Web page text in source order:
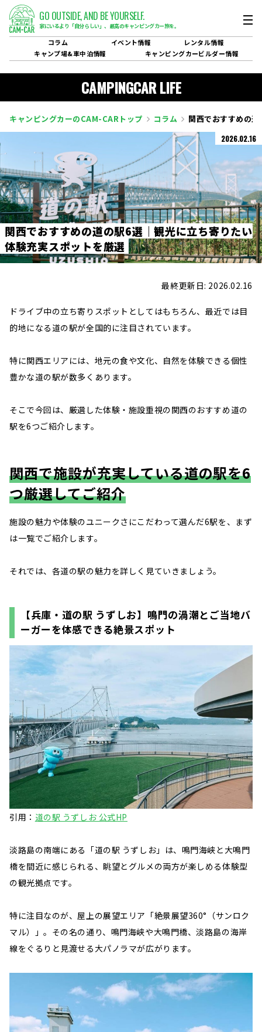
GO OUTSIDE,AND BE YOURSELF.
家にいるより「自分らしい」、 最高のキャンピングカー旅を。
コラム イベント情報 レンタル情報
キャンプ場&車中泊情報 キャンピングカービルダー情報
CAMPINGCAR LIFE
キャンピングカーのCAM-CARトップ コラム 関西でおすすめの
2026.02.16
関西でおすすめの道の駅6選 ｜観光に立ち寄りたい
体験充実スポッ トを厳選
最終更新日: 2026.02.16
ドライブ中の立ち寄りスポットとしてはもちろん、最近では目
的地になる道の駅が全国的に注目されています。
特に関西エリアには、地元の食や文化、自然を体験できる個性
豊かな道の駅が数多くあります。
そこで今回は、厳選した体験・施設重視の関西のおすすめ道の
駅を6つご紹介します。
関西で施設が充実している道の駅を6
つ厳選してご紹介
施設の魅力や体験のユニークさにこだわって選んだ6駅を、まず
は一覧でご紹介します。
それでは、各道の駅の魅力を詳しく見ていきましょう。
【兵庫・道の駅 うずしお】鳴門の渦潮とご当地バ
ーガーを体感できる絶景スポット
引用： 道の駅 うずしお 公式HP
淡路島の南端にある「道の駅 うずしお」は、鳴門海峡と大鳴門
橋を間近に感じられる、眺望とグルメの両方が楽しめる体験型
の観光拠点です。
特に注目なのが、屋上の展望エリア「絶景展望360°（サンロク
マル）」。その名の通り、鳴門海峡や大鳴門橋、淡路島の海岸
線をぐるりと見渡せる大パノラマが広がります。